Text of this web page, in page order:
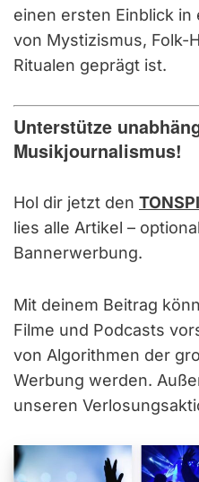
einen ersten Einblick
von Mystizismus, Folk-
Ritualen geprägt ist.
Unterstütze
Musikjournalismus!
Hol dir jetzt den
lies alle Artikel –
Bannerwerbung.
Mit deinem Beitrag
Filme und Podcasts
von Algorithmen der
Werbung werden.
unseren